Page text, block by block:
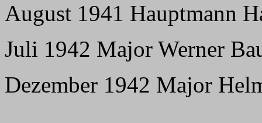
August 1941 Hauptmann
Juli 1942 Major Werner
Dezember 1942 Major